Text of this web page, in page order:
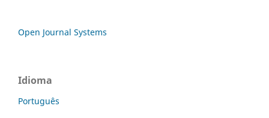
Open Journal Systems
Idioma
Português